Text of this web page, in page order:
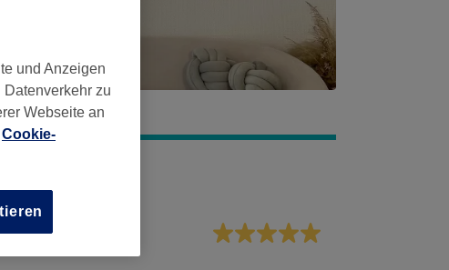
Service
und Anzeigen
zu
Webseite an
Cookie-